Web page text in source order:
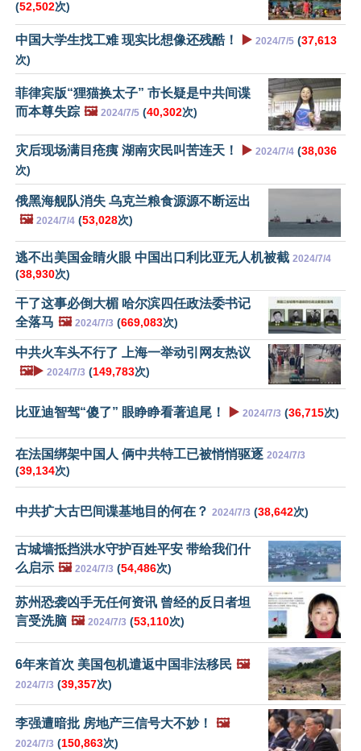
(52,502次)
中国大学生找工难 现实比想像还残酷！ ▶️ 2024/7/5 (37,613
次)
菲律宾版“狸猫换太子” 市长疑是中共间谍
而本尊失踪 🖼️ 2024/7/5 (40,302次)
灾后现场满目疮痍 湖南灾民叫苦连天！ ▶️ 2024/7/4 (38,036
次)
俄黑海舰队消失 乌克兰粮食源源不断运出
🖼️ 2024/7/4 (53,028次)
逃不出美国金睛火眼 中国出口利比亚无人机被截 2024/7/4
(38,930次)
干了这事必倒大楣 哈尔滨四任政法委书记
全落马 🖼️ 2024/7/3 (669,083次)
中共火车头不行了 上海一举动引网友热议
🖼️▶️ 2024/7/3 (149,783次)
比亚迪智驾“傻了” 眼睁睁看著追尾！ ▶️ 2024/7/3 (36,715次)
在法国绑架中国人 俩中共特工已被悄悄驱逐 2024/7/3
(39,134次)
中共扩大古巴间谍基地目的何在？ 2024/7/3 (38,642次)
古城墙抵挡洪水守护百姓平安 带给我们什
么启示 🖼️ 2024/7/3 (54,486次)
苏州恐袭凶手无任何资讯 曾经的反日者坦
言受洗脑 🖼️ 2024/7/3 (53,110次)
6年来首次 美国包机遣返中国非法移民 🖼️
2024/7/3 (39,357次)
李强遭暗批 房地产三信号大不妙！ 🖼️
2024/7/3 (150,863次)